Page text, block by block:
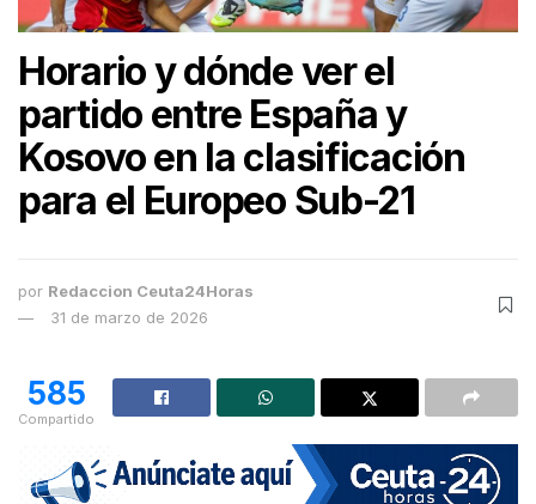
Horario y dónde ver el
partido entre España y
Kosovo en la clasificación
para el Europeo Sub-21
por Redaccion Ceuta24Horas
31 de marzo de 2026
585
Compartido